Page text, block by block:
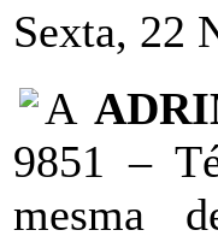
Sexta, 22
A
9851 –
mesma